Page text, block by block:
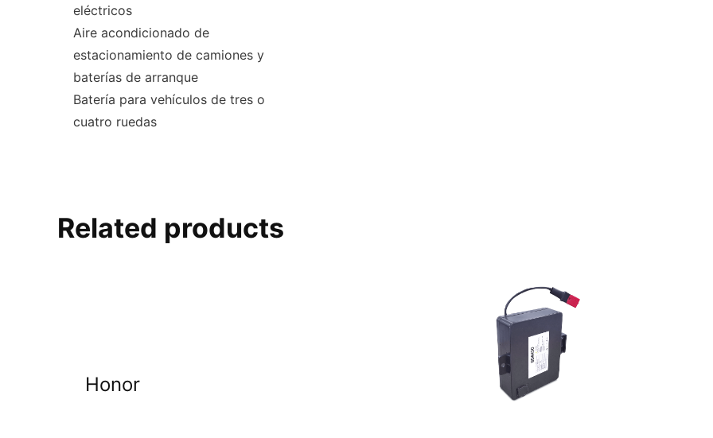
eléctricos
Aire acondicionado de
estacionamiento de camiones y
baterías de arranque
Batería para vehículos de tres o
cuatro ruedas
Related products
Honor